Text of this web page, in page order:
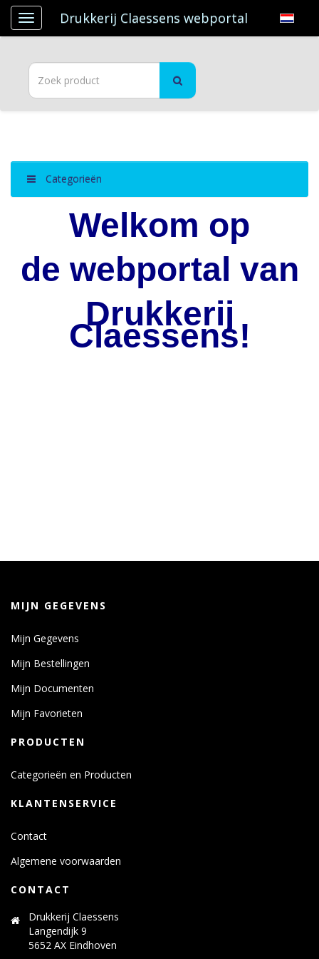
Drukkerij Claessens webportal
Categorieën
Welkom op
de webportal van
Drukkerij
Claessens!
MIJN GEGEVENS
Mijn Gegevens
Mijn Bestellingen
Mijn Documenten
Mijn Favorieten
PRODUCTEN
Categorieën en Producten
KLANTENSERVICE
Contact
Algemene voorwaarden
CONTACT
Drukkerij Claessens
Langendijk 9
5652 AX Eindhoven